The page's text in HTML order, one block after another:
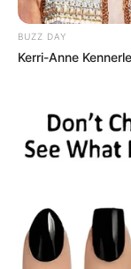
BUZZ DAY
Kerri-Anne